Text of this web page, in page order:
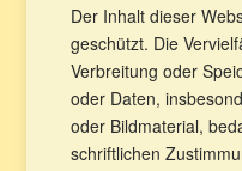
Der Inhalt dieser
geschützt. Die
Verbreitung oder
oder Daten,
oder Bildmaterial,
schriftlichen